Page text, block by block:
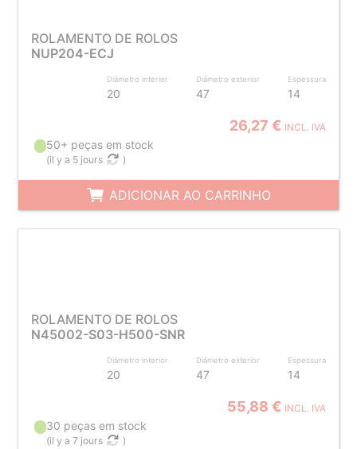
ROLAMENTO DE ROLOS
NUP204-ECJ
Diâmetro interior
20
Diâmetro exterior
47
Espessura
14
26,27 € INCL. IVA
50+ peças em stock
(il y a 5 jours )
ADICIONAR AO CARRINHO
ROLAMENTO DE ROLOS
N45002-S03-H500-SNR
Diâmetro interior
20
Diâmetro exterior
47
Espessura
14
55,88 € INCL. IVA
30 peças em stock
(il y a 7 jours )